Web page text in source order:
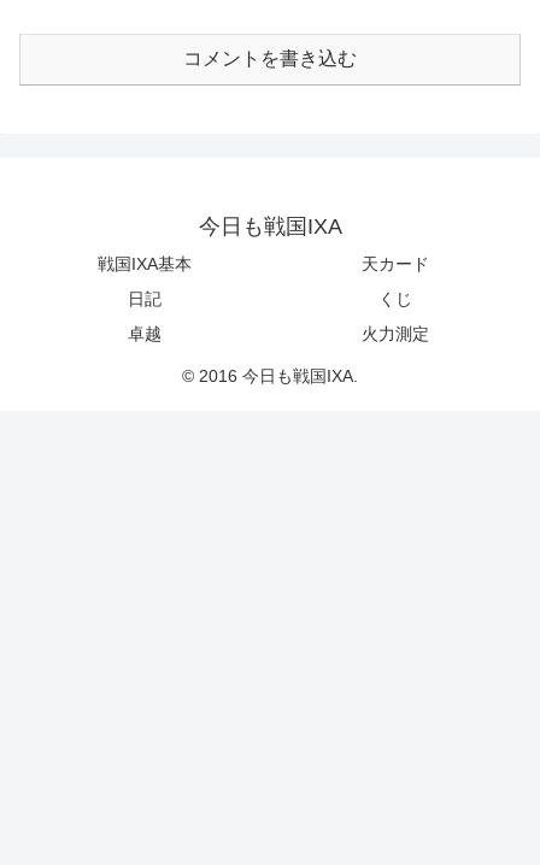
コメントを書き込む
今日も戦国IXA
戦国IXA基本
天カード
日記
くじ
卓越
火力測定
© 2016 今日も戦国IXA.